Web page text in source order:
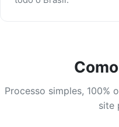
Processo simples,
site